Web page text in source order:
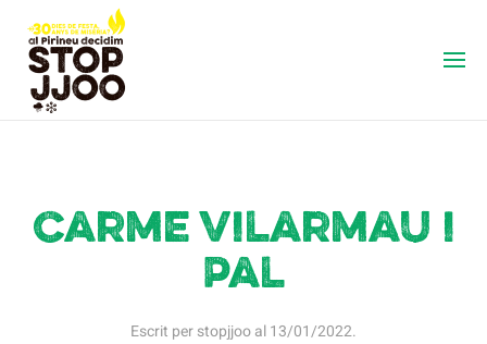
Carme Vilarmau i
Pal
Escrit perstopjjooal13/01/2022.